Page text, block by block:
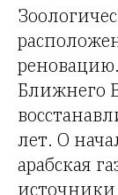
Ближнего
лет. О
арабская
источники